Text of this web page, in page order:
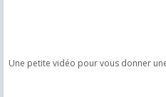
Une petite vidéo pour vous donner